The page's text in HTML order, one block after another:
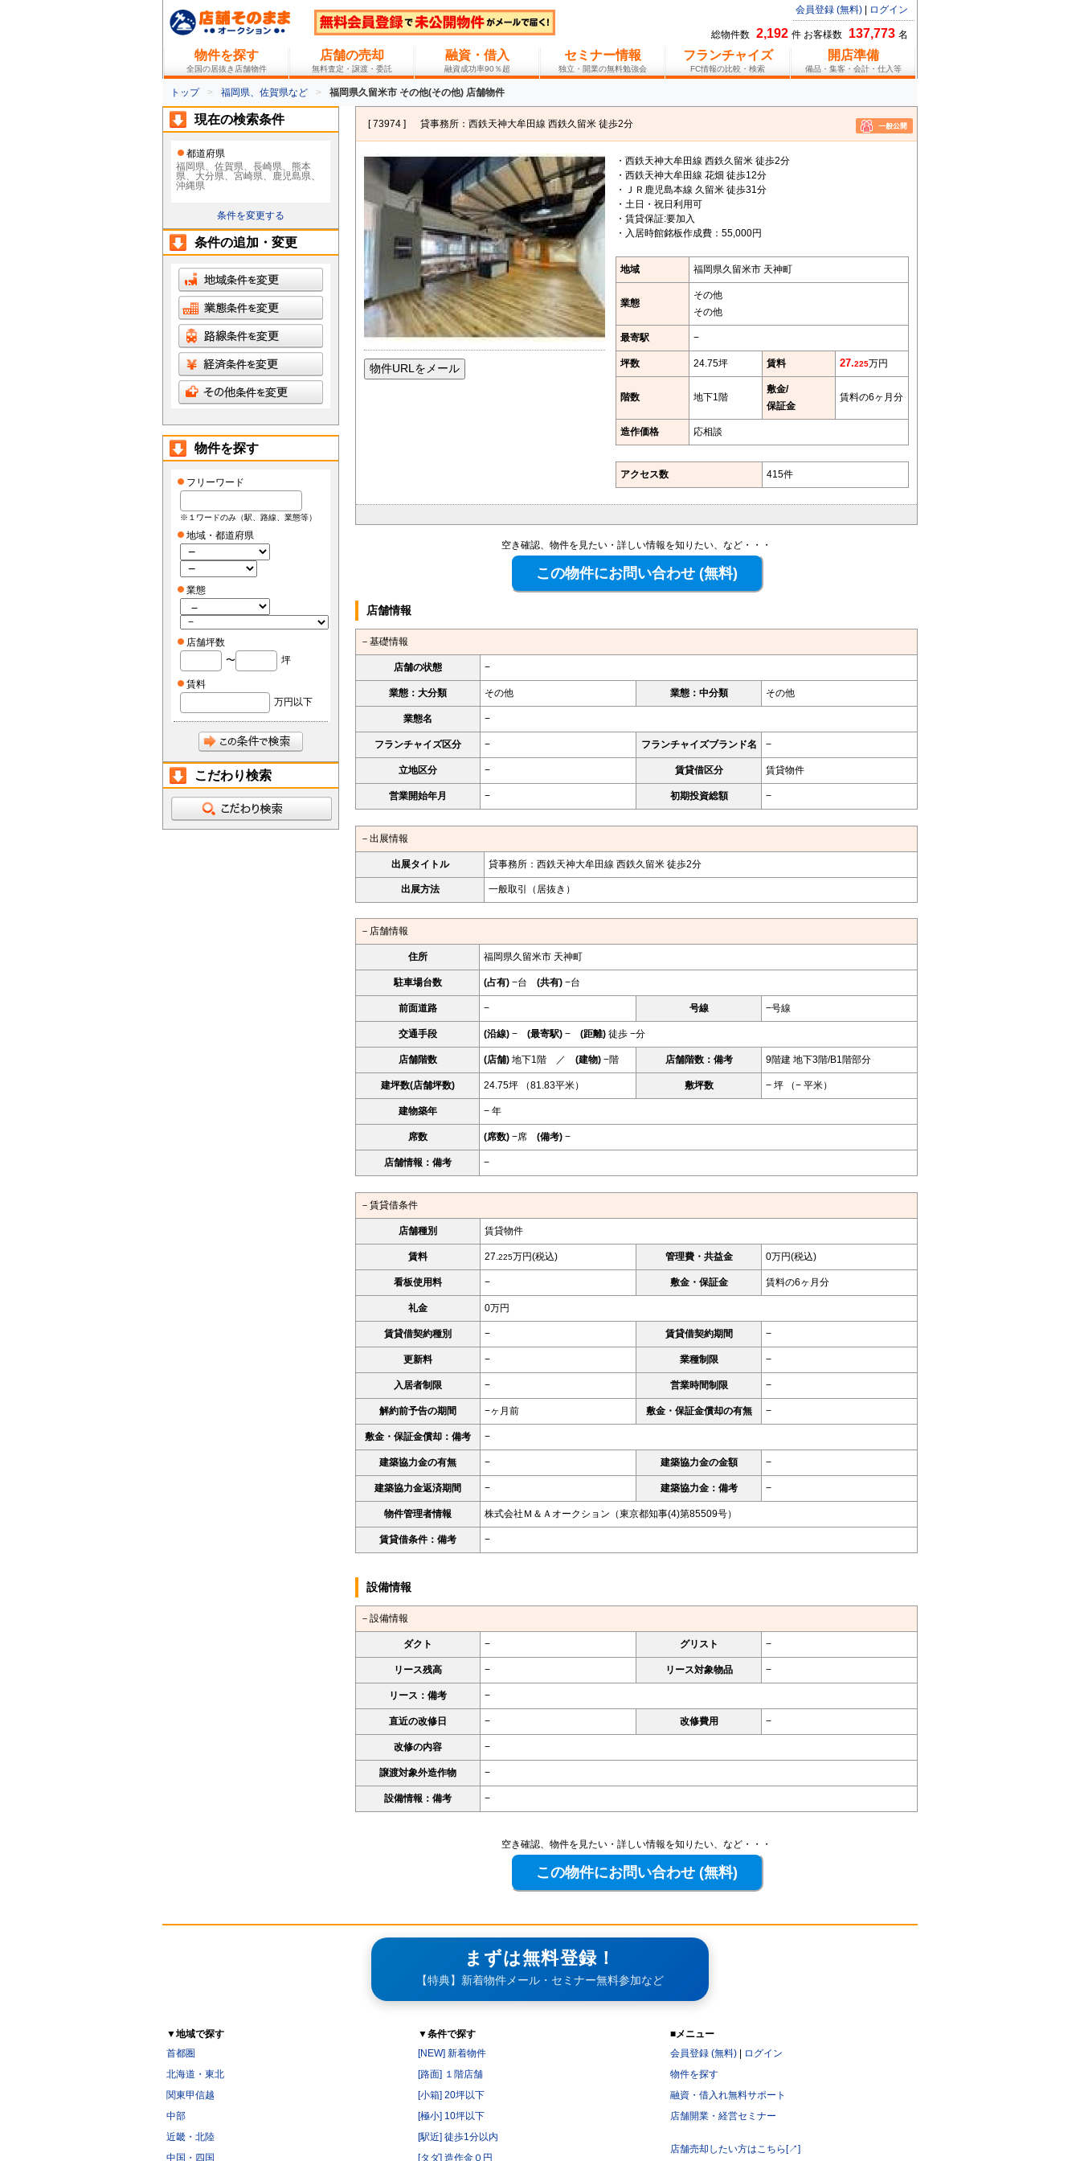
会員登録 (無料) ログイン
総物件数 2,192 件 お客様数 137,773 名
物件を探す
全国の居抜き店舗物件
店舗の売却
無料査定・譲渡・委託
融資・借入
融資成功率90％超
セミナー情報
独立・開業の無料勉強会
フランチャイズ
FC情報の比較・検索
開店準備
備品・集客・会計・仕入等
トップ 福岡県、佐賀県など 福岡県久留米市 その他(その他) 店舗物件
[ 73974 ] 貸事務所：西鉄天神大牟田線 西鉄久留米 徒歩2分
・西鉄天神大牟田線 西鉄久留米 徒歩2分
・西鉄天神大牟田線 花畑 徒歩12分
・ＪＲ鹿児島本線 久留米 徒歩31分
・土日・祝日利用可
・賃貸保証:要加入
・入居時館銘板作成費：55,000円
地域 福岡県久留米市 天神町
業態
その他
その他
最寄駅 −
坪数 24.75坪 賃料 27.225万円
階数 地下1階
敷金/
保証金
賃料の6ヶ月分
造作価格 応相談
アクセス数 415件
空き確認、物件を見たい・詳しい情報を知りたい、など・・・
店舗情報
－基礎情報
店舗の状態 −
業態：大分類 その他 業態：中分類 その他
業態名 −
フランチャイズ区分 − フランチャイズブランド名 −
立地区分 − 賃貸借区分 賃貸物件
営業開始年月 − 初期投資総額 −
－出展情報
出展タイトル 貸事務所：西鉄天神大牟田線 西鉄久留米 徒歩2分
出展方法 一般取引（居抜き）
－店舗情報
住所 福岡県久留米市 天神町
駐車場台数 (占有) −台 (共有) −台
前面道路 − 号線 −号線
交通手段 (沿線) − (最寄駅) − (距離) 徒歩 −分
店舗階数 (店舗) 地下1階 ／ (建物) −階 店舗階数：備考 9階建 地下3階/B1階部分
建坪数(店舗坪数) 24.75坪 （81.83平米） 敷坪数 − 坪 （− 平米）
建物築年 − 年
席数 (席数) −席 (備考) −
店舗情報：備考 −
－賃貸借条件
店舗種別 賃貸物件
賃料 27. 225万円(税込) 管理費・共益金 0万円(税込)
看板使用料 − 敷金・保証金 賃料の6ヶ月分
礼金 0万円
賃貸借契約種別 − 賃貸借契約期間 −
更新料 − 業種制限 −
入居者制限 − 営業時間制限 −
解約前予告の期間 −ヶ月前 敷金・保証金償却の有無 −
敷金・保証金償却：備考 −
建築協力金の有無 − 建築協力金の金額 −
建築協力金返済期間 − 建築協力金：備考 −
物件管理者情報 株式会社Ｍ＆Ａオークション（東京都知事(4)第85509号）
賃貸借条件：備考 −
設備情報
－設備情報
ダクト − グリスト −
リース残高 − リース対象物品 −
リース：備考 −
直近の改修日 − 改修費用 −
改修の内容 −
譲渡対象外造作物 −
設備情報：備考 −
空き確認、物件を見たい・詳しい情報を知りたい、など・・・
現在の検索条件
都道府県
福岡県、佐賀県、長崎県、熊本
県、大分県、宮崎県、鹿児島県、
沖縄県
条件を変更する
条件の追加・変更
物件を探す
フリーワード
※１ワードのみ（駅、路線、業態等）
地域・都道府県
業態
店舗坪数
〜
坪
賃料
万円以下
こだわり検索
まずは無料登録！
【特典】新着物件メール・セミナー無料参加など
▼地域で探す
首都圏
北海道・東北
関東甲信越
中部
近畿・北陸
中国・四国
▼条件で探す
[NEW] 新着物件
[路面] １階店舗
[小箱] 20坪以下
[極小] 10坪以下
[駅近] 徒歩1分以内
[タダ] 造作金０円
■メニュー
会員登録 (無料)| ログイン
物件を探す
融資・借入れ無料サポート
店舗開業・経営セミナー
店舗売却したい方はこちら[↗]